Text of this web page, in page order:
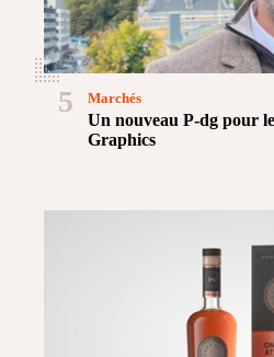
5
Un nouveau P-dg pour
Graphics
Marchés